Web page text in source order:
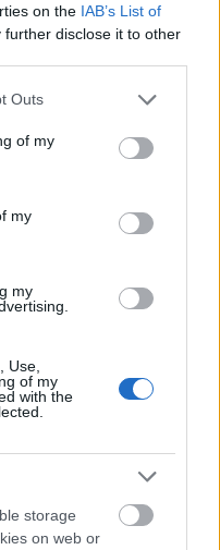
on the IAB’s List of
further disclose it to other
one or more Google
You may click to
its third-party tags to
in below Google
Outs
of my
my
my
Use,
of my
with the
storage
on web or
érdemi választ
nem az
mindenki
az Emberi
Bolya Mátyástól,
Úr!
Vezető
jutott el hozzám
amely
Ön adta át Petrás
Szándékomon
így
a leírtakra.